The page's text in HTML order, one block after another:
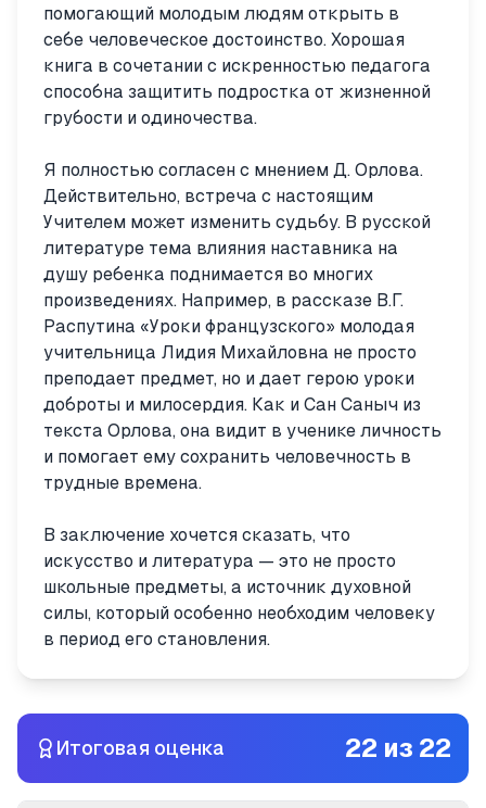
помогающий молодым людям открыть в
себе человеческое достоинство. Хорошая
книга в сочетании с искренностью педагога
способна защитить подростка от жизненной
грубости и одиночества.
Я полностью согласен с мнением Д. Орлова.
Действительно, встреча с настоящим
Учителем может изменить судьбу. В русской
литературе тема влияния наставника на
душу ребенка поднимается во многих
произведениях. Например, в рассказе В.Г.
Распутина «Уроки французского» молодая
учительница Лидия Михайловна не просто
преподает предмет, но и дает герою уроки
доброты и милосердия. Как и Сан Саныч из
текста Орлова, она видит в ученике личность
и помогает ему сохранить человечность в
трудные времена.
В заключение хочется сказать, что
искусство и литература — это не просто
школьные предметы, а источник духовной
силы, который особенно необходим человеку
в период его становления.
Итоговая оценка 22 из 22